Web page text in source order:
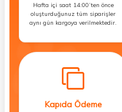
Hafta içi saat 14:00’ten önce
oluşturduğunuz tüm siparişler
aynı gün kargoya verilmektedir.
Kapıda Ödeme